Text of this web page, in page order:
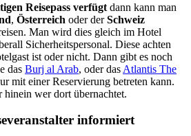
Reisepass verfügt dann kann man
, Österreich oder derSchweiz
Man wird dies gleich im Hotel
Sicherheitspersonal. Diese achten
ist oder nicht. Dann gibt es noch
das Burj al Arab, oder das Atlantis The
mit einer Reservierung betreten kann.
wer dort übernachtet.
informiert